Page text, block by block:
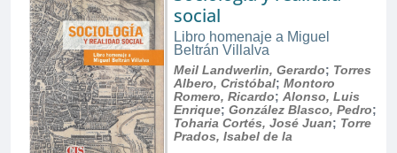
social
Libro homenaje a Miguel
Beltrán Villalva
Meil Landwerlin, Gerardo; Torres
Albero, Cristóbal; Montoro
Romero, Ricardo; Alonso, Luis
Enrique; González Blasco, Pedro;
Toharia Cortés, José Juan; Torre
Prados, Isabel de la